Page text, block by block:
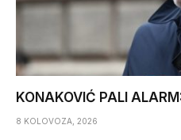
KONAKOVIĆ PALI
8 KOLOVOZA, 2026